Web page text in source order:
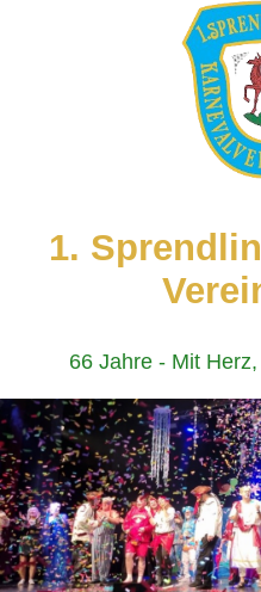
1.
66 Jahre - Mit